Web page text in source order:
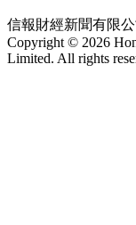
信報財經新聞有限
Copyright © 2026
Limited. All rights